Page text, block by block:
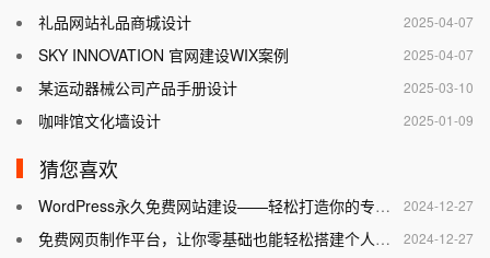
2025-04-07
礼品网站礼品商城设计
2025-04-07
SKY INNOVATION 官网建设WIX案例
2025-03-10
某运动器械公司产品手册设计
2025-01-09
咖啡馆文化墙设计
猜您喜欢
2024-12-27
WordPress永久免费网站建设——轻松打造你的专属网站
2024-12-27
免费网页制作平台，让你零基础也能轻松搭建个人网站